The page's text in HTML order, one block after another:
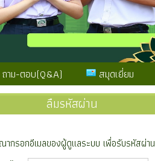
ถาม-ตอบ(Q&A) สมุดเยี่ยม
ลืมรหัสผ่าน
ากรอกอีเมลของผู้ดูแลระบบ เพื่อรับรหัสผ่าน